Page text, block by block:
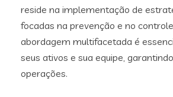
reside na implementação de
focadas na prevenção e no
abordagem multifacetada é
seus ativos e sua equipe,
operações.